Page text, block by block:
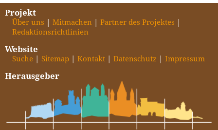
Projekt
Über uns Mitmachen
Partner des Projektes
Redaktionsrichtlinien
Website
Suche Sitemap Kontakt Datenschutz Impressum
Herausgeber